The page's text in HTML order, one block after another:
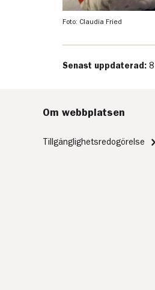
Foto: Claudia Fried
Senast uppdaterad:
Om webbplatsen
Tillgänglighetsredogörelse